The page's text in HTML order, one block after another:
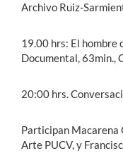
Archivo Ruiz-
19.00 hrs: El hombre
Documental, 63min.,
20:00 hrs.
Participan Macarena
Arte PUCV, y